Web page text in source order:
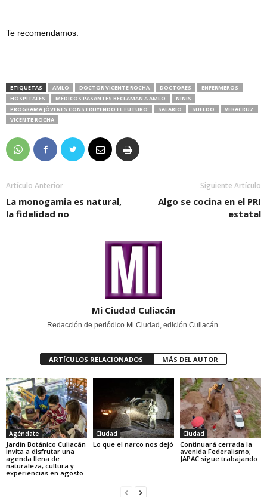
Te recomendamos:
ETIQUETAS AMLO DOCTOR VICENTE ROCHA DOCTORES
ENFERMEROS
HOSPITALES
MÉDICOS PASANTES RECLAMAN A AMLO
NINIS
PROGRAMA JÓVENES CONSTRUYENDO EL FUTURO
SALARIO SUELDO
VERACRUZ
VICENTE ROCHA
Artículo Anterior
La monogamia es natural,
la fidelidad no
Siguiente Artículo
Algo se cocina en el PRI
estatal
Mi Ciudad Culiacán
Redacción de periódico Mi Ciudad, edición Culiacán.
ARTÍCULOS RELACIONADOS MÁS DEL AUTOR
Agéndate
Jardín Botánico Culiacán
invita a disfrutar una
agenda llena de
naturaleza, cultura y
experiencias en agosto
Ciudad
Lo que el narco nos dejó
Ciudad
Continuará cerrada la
avenida Federalismo;
JAPAC sigue trabajando